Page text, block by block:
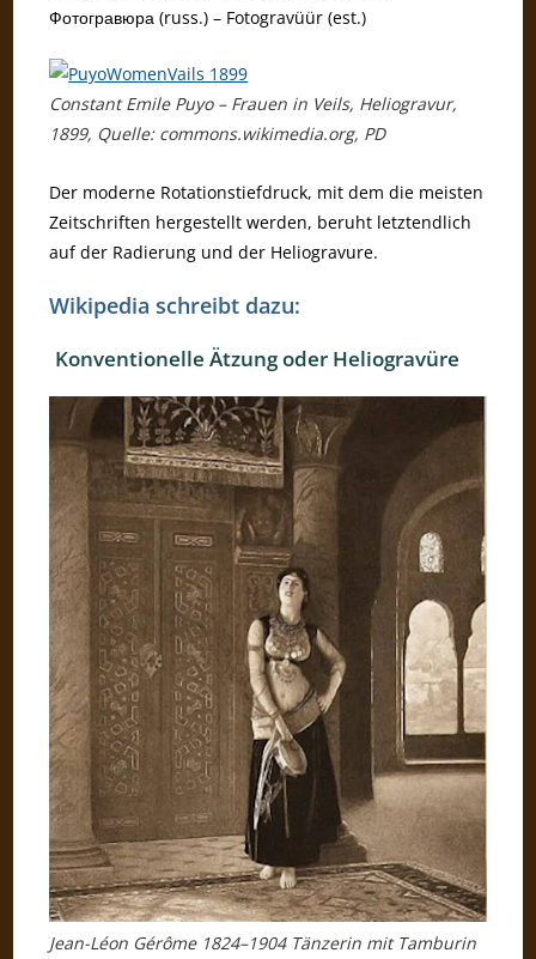
Фотогравюра (russ.) – Fotogravüür (est.)
Constant Emile Puyo – Frauen in Veils, Heliogravur,
1899, Quelle: commons.wikimedia.org, PD
Der moderne Rotationstiefdruck, mit dem die meisten
Zeitschriften hergestellt werden, beruht letztendlich
auf der Radierung und der Heliogravure.
Wikipedia schreibt dazu:
Konventionelle Ätzung oder Heliogravüre
Jean-Léon Gérôme 1824–1904 Tänzerin mit Tamburin